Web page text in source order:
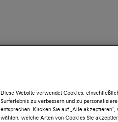
Diese Website verwendet Cookies,
Surferlebnis zu verbessern und zu
entsprechen. Klicken Sie auf „Alle
wählen, welche Arten von Cookies Sie